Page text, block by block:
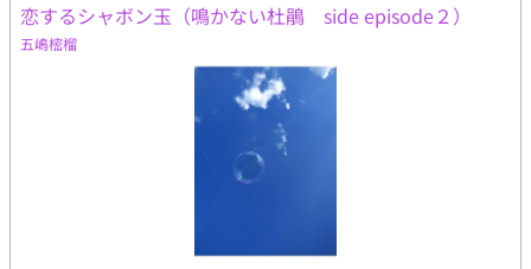
恋するシャボン玉（鳴かない杜鵑 side episode２）
五嶋樒榴